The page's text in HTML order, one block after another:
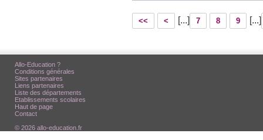
<< < [...] 7 8 9 [...]
Allo-Education ?
Conditions générales
Sites partenaires
Liens partenaires
Liste des départements
Etablissements scolaires
Haut de page
Contact
© 2026 allo-education.fr